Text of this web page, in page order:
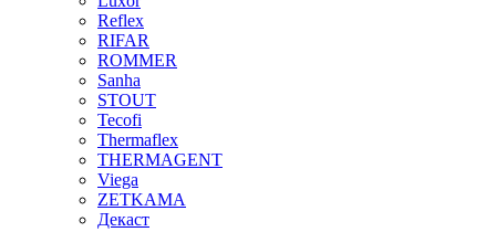
Reflex
RIFAR
ROMMER
Sanha
STOUT
Tecofi
Thermaflex
THERMAGENT
Viega
ZETKAMA
Декаст